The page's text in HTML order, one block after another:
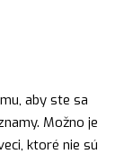
aby ste sa
Možno je
ktoré nie sú